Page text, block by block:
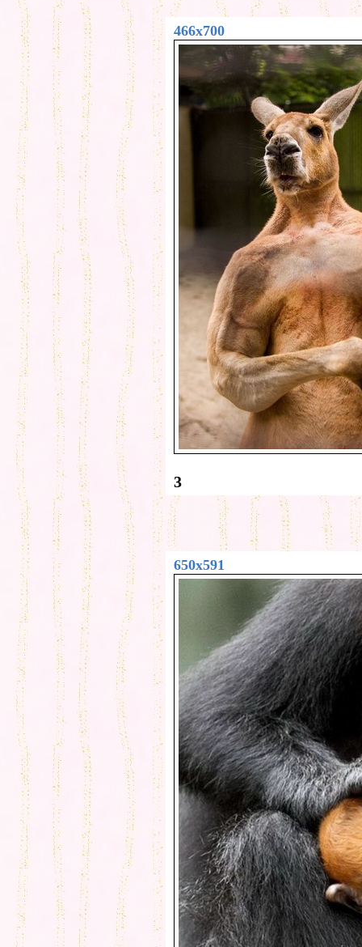
466x700
3
650x591